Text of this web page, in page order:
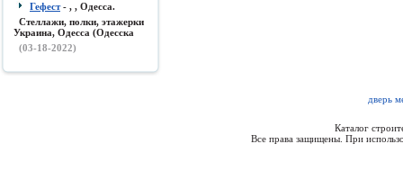
Гефест- , , Одесса.
Стеллажи, полки, этажерки
Украина, Одесса (Одесска
(03-18-2022)
дверь
Каталог
Все права защищены. При